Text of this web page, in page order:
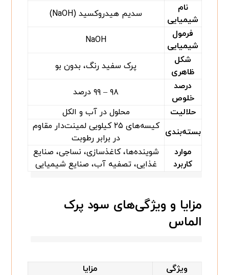
نام
شیمیایی
سدیم هیدروکسید (NaOH)
فرمول
شیمیایی
NaOH
شکل
ظاهری
پرک سفید رنگ، بدون بو
درصد
خلوص
۹۸ – ۹۹ درصد
حلالیت
محلول در آب و الکل
بسته‌بندی
کیسه‌های ۲۵ کیلویی لمینت‌دار مقاوم
در برابر رطوبت
موارد
کاربرد
شوینده‌ها، کاغذسازی، نساجی، صنایع
غذایی، تصفیه آب، صنایع شیمیایی
مزایا و ویژگی‌های سود پرک
الماس
ویژگی
مزایا